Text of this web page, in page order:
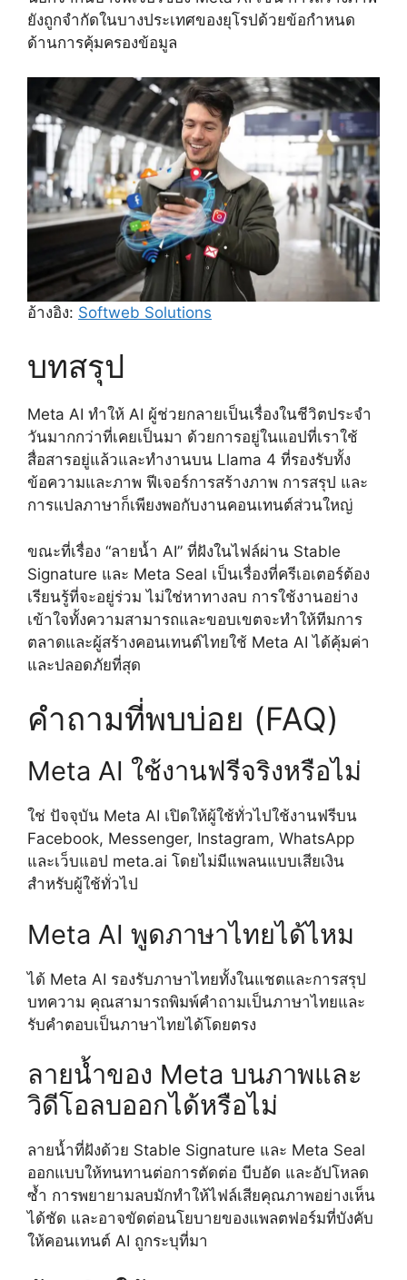
ยังถูกจำกัดในบางประเทศของยุโรปด้วยข้อกำหนด
ด้านการคุ้มครองข้อมูล
อ้างอิง: Softweb Solutions
บทสรุป
Meta AI ทำให้ AI ผู้ช่วยกลายเป็นเรื่องในชีวิตประจำ
วันมากกว่าที่เคยเป็นมา ด้วยการอยู่ในแอปที่เราใช้
สื่อสารอยู่แล้วและทำงานบน Llama 4 ที่รองรับทั้ง
ข้อความและภาพ ฟีเจอร์การสร้างภาพ การสรุป และ
การแปลภาษาก็เพียงพอกับงานคอนเทนต์ส่วนใหญ่
ขณะที่เรื่อง “ลายน้ำ AI” ที่ฝังในไฟล์ผ่าน Stable
Signature และ Meta Seal เป็นเรื่องที่ครีเอเตอร์ต้อง
เรียนรู้ที่จะอยู่ร่วม ไม่ใช่หาทางลบ การใช้งานอย่าง
เข้าใจทั้งความสามารถและขอบเขตจะทำให้ทีมการ
ตลาดและผู้สร้างคอนเทนต์ไทยใช้ Meta AI ได้คุ้มค่า
และปลอดภัยที่สุด
คำถามที่พบบ่อย (FAQ)
Meta AI ใช้งานฟรีจริงหรือไม่
ใช่ ปัจจุบัน Meta AI เปิดให้ผู้ใช้ทั่วไปใช้งานฟรีบน
Facebook, Messenger, Instagram, WhatsApp
และเว็บแอป meta.ai โดยไม่มีแพลนแบบเสียเงิน
สำหรับผู้ใช้ทั่วไป
Meta AI พูดภาษาไทยได้ไหม
ได้ Meta AI รองรับภาษาไทยทั้งในแชตและการสรุป
บทความ คุณสามารถพิมพ์คำถามเป็นภาษาไทยและ
รับคำตอบเป็นภาษาไทยได้โดยตรง
ลายน้ำของ Meta บนภาพและ
วิดีโอลบออกได้หรือไม่
ลายน้ำที่ฝังด้วย Stable Signature และ Meta Seal
ออกแบบให้ทนทานต่อการตัดต่อ บีบอัด และอัปโหลด
ซ้ำ การพยายามลบมักทำให้ไฟล์เสียคุณภาพอย่างเห็น
ได้ชัด และอาจขัดต่อนโยบายของแพลตฟอร์มที่บังคับ
ให้คอนเทนต์ AI ถูกระบุที่มา